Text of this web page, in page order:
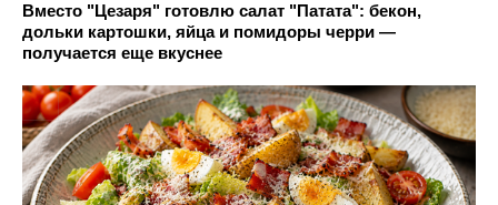
Вместо "Цезаря" готовлю салат "Патата": бекон,
дольки картошки, яйца и помидоры черри —
получается еще вкуснее